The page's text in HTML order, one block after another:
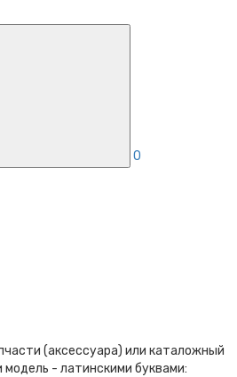
0
(аксессуара) или каталожный
- латинскими буквами: